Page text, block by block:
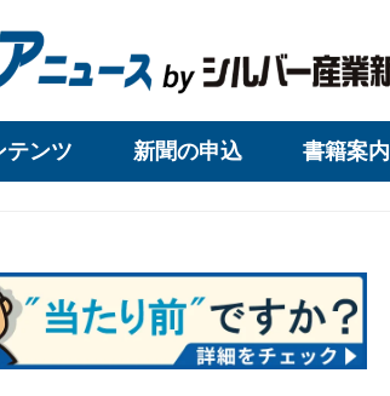
テンツ 新聞の申込 書籍案内